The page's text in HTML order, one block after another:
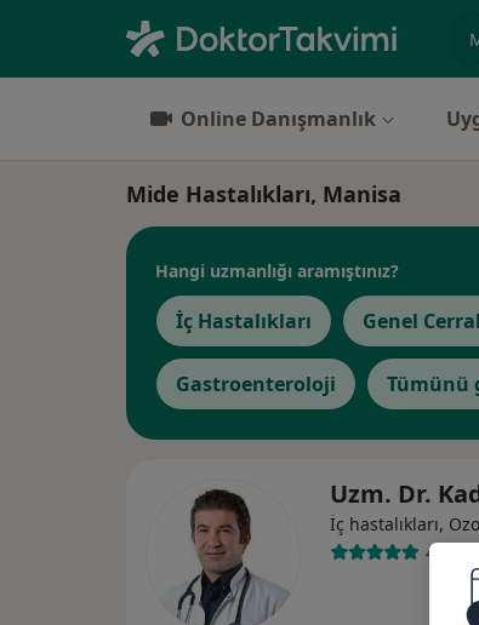
Online Danışmanlık
Mide Hastalıkları, Manisa
Hangi uzmanlığı aramıştınız?
İç Hastalıkları Genel
Gastroenteroloji Tümünü
Uzm. Dr.
İç hastalıkları,
41